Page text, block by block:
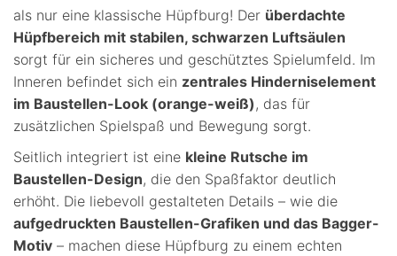
als nur eine klassische Hüpfburg! Der überdachte
Hüpfbereich mit stabilen, schwarzen Luftsäulen
sorgt für ein sicheres und geschütztes Spielumfeld. Im
Inneren befindet sich ein zentrales Hinderniselement
im Baustellen-Look (orange-weiß) , das für
zusätzlichen Spielspaß und Bewegung sorgt.
Seitlich integriert ist eine kleine Rutsche im
Baustellen-Design, die den Spaßfaktor deutlich
erhöht. Die liebevoll gestalteten Details – wie die
aufgedruckten Baustellen-Grafiken und das Bagger-
Motiv – machen diese Hüpfburg zu einem echten